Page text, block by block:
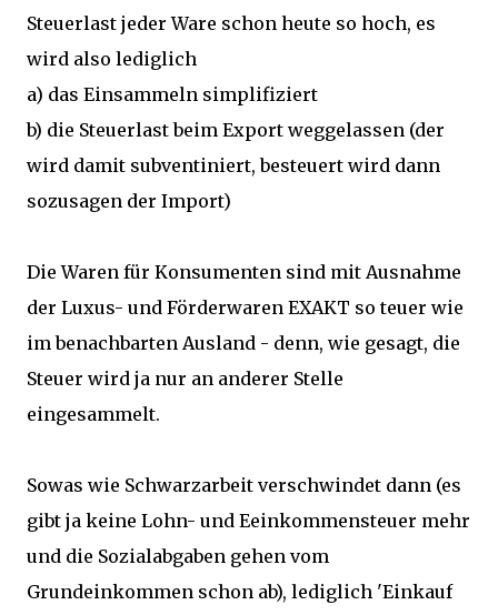
Steuerlast jeder Ware schon heute so hoch, es
wird also lediglich
a) das Einsammeln simplifiziert
b) die Steuerlast beim Export weggelassen (der
wird damit subventiniert, besteuert wird dann
sozusagen der Import)
Die Waren für Konsumenten sind mit Ausnahme
der Luxus- und Förderwaren EXAKT so teuer wie
im benachbarten Ausland - denn, wie gesagt, die
Steuer wird ja nur an anderer Stelle
eingesammelt.
Sowas wie Schwarzarbeit verschwindet dann (es
gibt ja keine Lohn- und Eeinkommensteuer mehr
und die Sozialabgaben gehen vom
Grundeinkommen schon ab), lediglich 'Einkauf